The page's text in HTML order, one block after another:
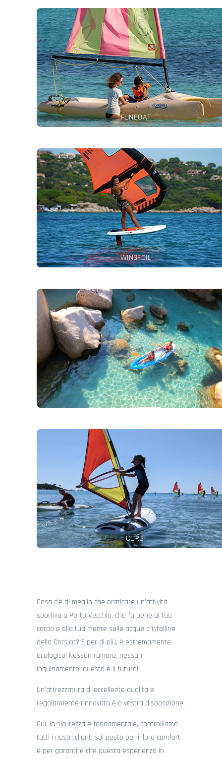
FUNBOAT
Da scoprire in lezioni private o a noleggio. Ideale per i
tuoi piccoli a partire dai 5 anni 🙂
leggere di più
WINGFOIL
Il nuovo emozionante giocattolo per i riders 😉 Da
scoprire nelle lezioni private
leggere di più
CANOA
Un servizio di noleggio in loco da solo o con la famiglia
leggere di più
CORSI
Tutti i livelli! Per bambini a partire da 7 anni e adulti fino a
100 anni 😉 Con la famiglia, gli amici, da soli. 5 sessioni
di 2 ore dal lunedì al venerdì – Disponibile in alta
stagione
leggere di più
Cosa c’è di meglio che praticare un’attività
sportiva a Porto Vecchio, che fa bene al tuo
corpo e alla tua mente sulle acque cristalline
della Corsica? E per di più, è estremamente
ecologico! Nessun rumore, nessun
inquinamento, questo è il futuro!
Un’attrezzatura di eccellente qualità e
regolarmente rinnovata è a vostra disposizione.
Qui, la sicurezza è fondamentale, controlliamo
tutti i nostri clienti sul posto per il loro comfort
e per garantire che questa esperienza in